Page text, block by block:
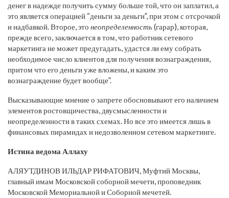
денег в надежде получить сумму больше той, что он заплатил, а
это является операцией “деньги за деньги”, при этом с отсрочкой
и надбавкой. Второе, это неопределенность(гарар), которая,
прежде всего, заключается в том, что работник сетевого
маркетинга не может предугадать, удастся ли ему собрать
необходимое число клиентов для получения вознаграждения,
притом что его деньги уже вложены, и каким это
вознаграждение будет вообще”.
Высказывающие мнение о запрете обосновывают его наличием
элементов ростовщичества, двусмысленности и
неопределенности в таких схемах. Но все это имеется лишь в
финансовых пирамидах и недозволенном сетевом маркетинге.
Истина ведома Аллаху
АЛЯУТДИНОВ ИЛЬДАР РИФАТОВИЧ, Муфтий Москвы,
главный имам Московской соборной мечети, проповедник
Московской Мемориальной и Соборной мечетей.